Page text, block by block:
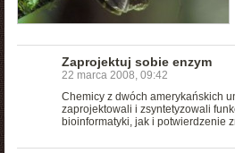
Zaprojektuj sobie enzym
22 marca 2008, 09:42
Chemicy z dwóch amerykańskich
zaprojektowali i zsyntetyzowali
bioinformatyki, jak i potwierdzenie